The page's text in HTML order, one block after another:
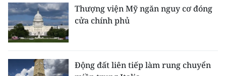
Thượng viện Mỹ ngăn nguy cơ đóng
cửa chính phủ
Động đất liên tiếp làm rung chuyển